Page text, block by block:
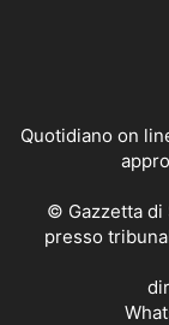
Quotidiano on
© Gazzetta di
presso